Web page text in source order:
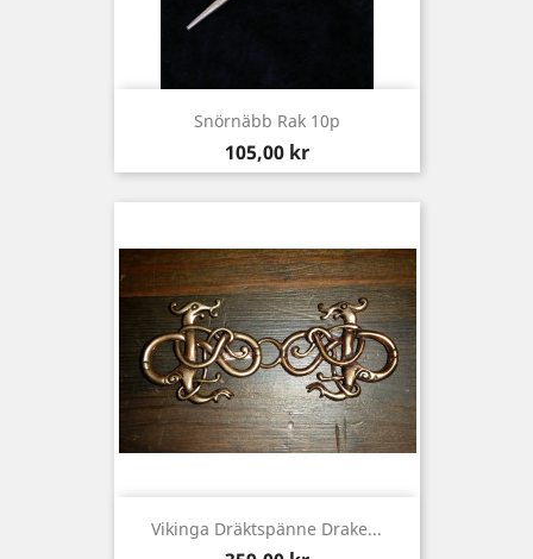
Snörnäbb Rak 10p
Pris
105,00 kr
Vikinga Dräktspänne Drake...